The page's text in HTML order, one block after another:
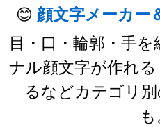
😊 顔文字メーカー
目・口・輪郭・手
ナル顔文字が作れ
るなどカテゴリ
も